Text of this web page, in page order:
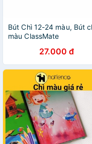
Bút Chì 12-24 màu, Bút
màu ClassMate
27.000 đ